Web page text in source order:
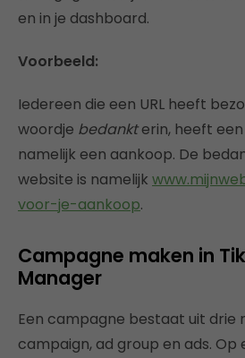
en in je dashboard.
Voorbeeld:
Iedereen die een URL heeft
woordje bedankterin, heeft
namelijk een aankoop. De
website is namelijk
voor-je-aankoop.
Campagne maken in
Manager
Een campagne bestaat uit drie
campaign, ad group en ads. Op